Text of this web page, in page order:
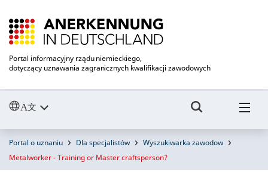
Portal informacyjny rządu niemieckiego,
dotyczący uznawania zagranicznych kwalifikacji zawodowych
Portal o uznaniu Dla specjalistów
Wyszukiwarka zawodow
Metalworker - Training or Master craftsperson?